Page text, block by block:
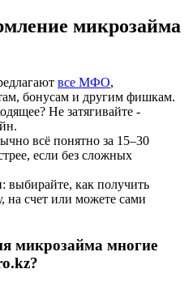
микрозайма
все МФО,
бонусам и другим фишкам.
Не затягивайте -
всё понятно за 15–30
если без сложных
выбирайте, как получить
на счет или можете сами
микрозайма многие